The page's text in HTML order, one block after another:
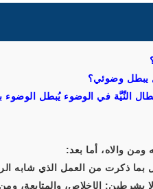
والاه، أما بعد:
ذكرت من العمل الذي شابه
بشرطين: الإخلاص، والمتابعة،